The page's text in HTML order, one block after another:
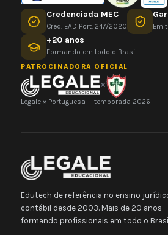
Credenciada MEC
Cred. EAD Port. 247/2020 Em
+20 anos
Formando em todo o Brasil
PATROCINADORA OFICIAL
×
Legale × Portuguesa — temporada 2026
Edutech de referência no ensino
contábil desde 2003. Mais de 20 anos
formando profissionais em todo o